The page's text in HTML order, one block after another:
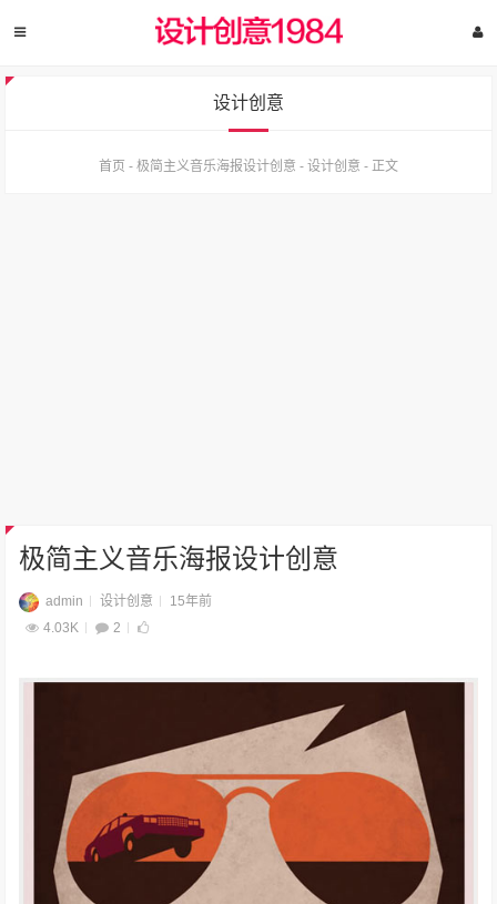
设计创意
首页 - 极简主义音乐海报设计创意 - 设计创意 - 正文
极简主义音乐海报设计创意
admin 设计创意
15年前
4.03K
2